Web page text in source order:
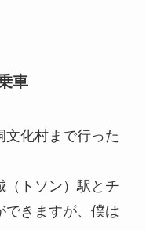
車
文化村まで行った
（トソン）駅とチ
できますが、僕は